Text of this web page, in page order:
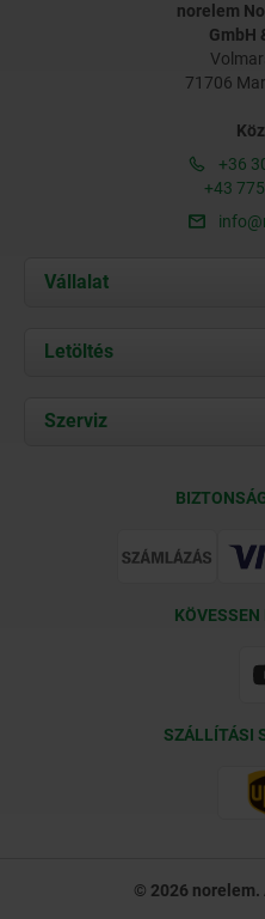
norelem
GmbH
71706
+36
+43
Vállalat
Rólunk
Kapcsolat
Letöltés
Documents
Szerviz
SZÁLLÍTÁSI
© 2026 norelem.